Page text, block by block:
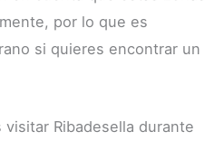
por lo que es
si quieres encontrar un
Ribadesella durante